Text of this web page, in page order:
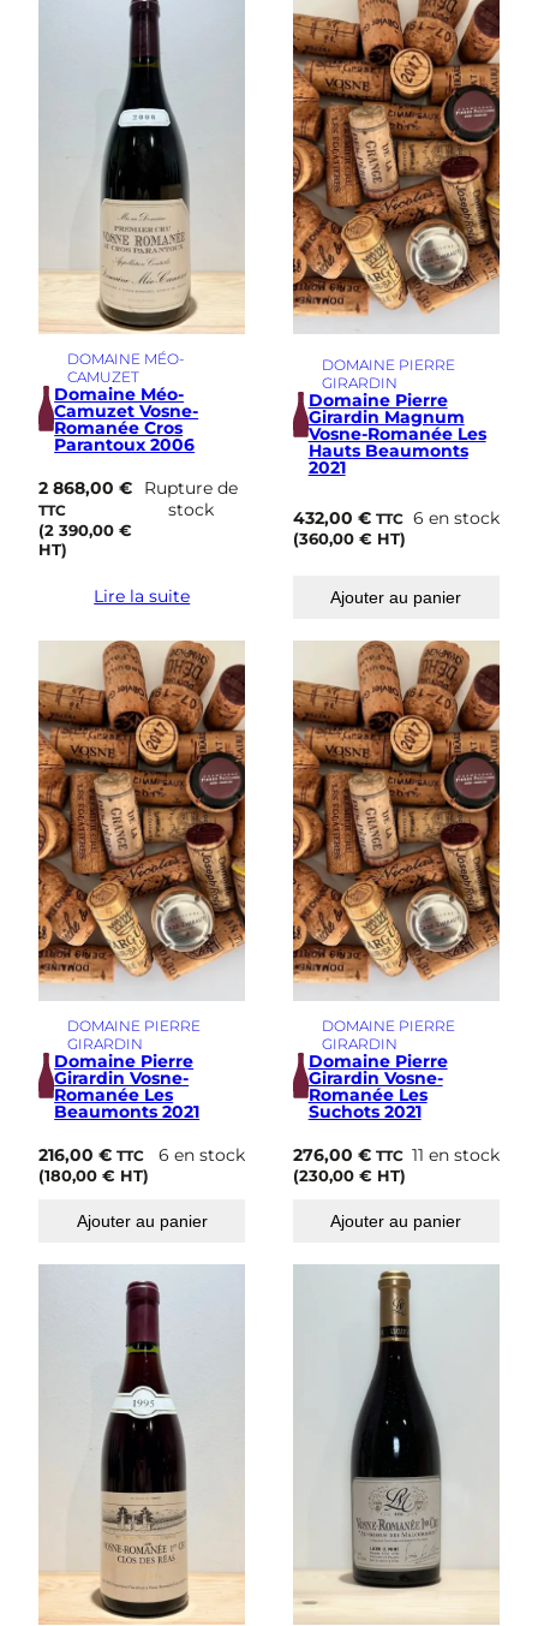
DOMAINE MÉO-
CAMUZET
Domaine Méo-
Camuzet Vosne-
Romanée Cros
Parantoux 2006
2 868,00€
TTC
(2 390,00€
HT)
Rupture de
stock
Lire la suite
DOMAINE PIERRE
GIRARDIN
Domaine Pierre
Girardin Magnum
Vosne-Romanée Les
Hauts Beaumonts
2021
432,00 € TTC
(360,00 €HT)
6 en stock
Ajouter au panier
DOMAINE PIERRE
GIRARDIN
Domaine Pierre
Girardin Vosne-
Romanée Les
Beaumonts 2021
216,00€ TTC
(180,00€ HT)
6 en stock
Ajouter au panier
DOMAINE PIERRE
GIRARDIN
Domaine Pierre
Girardin Vosne-
Romanée Les
Suchots 2021
276,00 € TTC
(230,00 €HT)
11 en stock
Ajouter au panier